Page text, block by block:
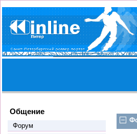
Общение
Форум